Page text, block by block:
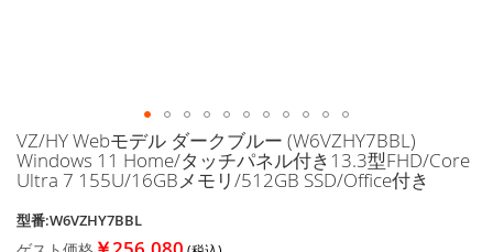
イ
メ
ー
ギ
VZ/HY Webモデル ダークブルー (W6VZHY7BBL)
Windows 11 Home/タッチパネル付き13.3型FHD/Core
Ultra 7 155U/16GBメモリ/512GB SSD/Office付き
型番:W6VZHY7BBL